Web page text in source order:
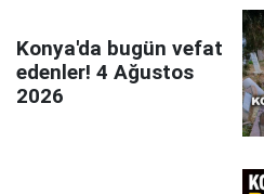
Konya'da bugün vefat
edenler! 4 Ağustos
2026